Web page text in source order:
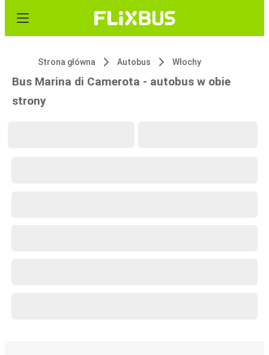
Strona główna Autobus Włochy
Bus Marina di Camerota - autobus w obie
strony